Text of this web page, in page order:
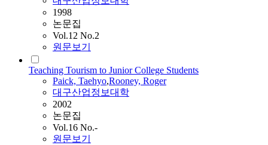
1998
논문집
Vol.12 No.2
원문보기
Teaching Tourism to Junior College Students
Paick, Taehyo,Rooney, Roger
대구산업정보대학
2002
논문집
Vol.16 No.-
원문보기